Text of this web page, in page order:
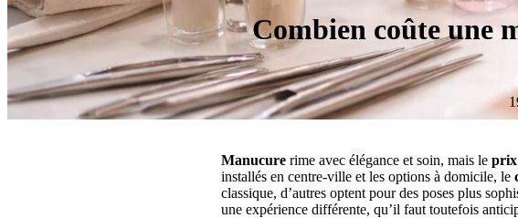
Combien coûte une
Manucure rime avec élégance et soin, mais le prix
installés en centre-ville et les options à domicile, le
classique, d’autres optent pour des poses plus
une expérience différente, qu’il faut toutefois